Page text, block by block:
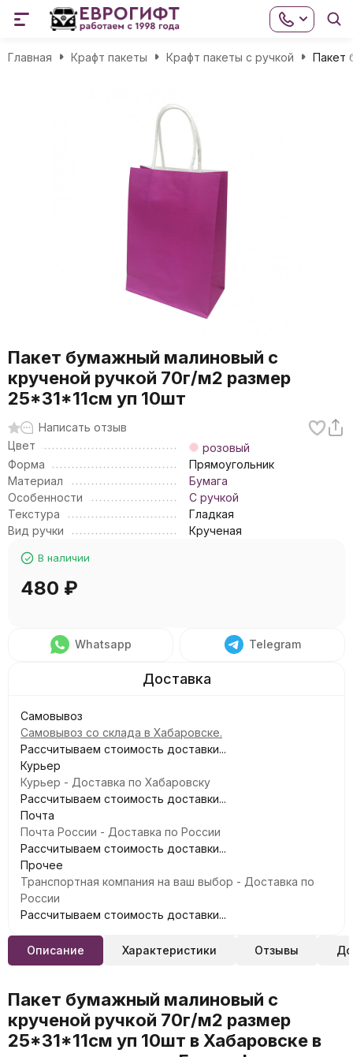
Главная Крафт пакеты Крафт пакеты с ручкой Пакет
Пакет бумажный малиновый с
крученой ручкой 70г/м2 размер
25*31*11см уп 10шт
Написать отзыв
Цвет
розовый
Форма
Прямоугольник
Материал
Бумага
Особенности
С ручкой
Текстура
Гладкая
Вид ручки
Крученая
В наличии
480 ₽
Whatsapp Telegram
Самовывоз
Самовывоз со склада в Хабаровске.
Рассчитываем стоимость доставки...
Курьер
Курьер - Доставка по Хабаровску
Рассчитываем стоимость доставки...
Почта
Почта России - Доставка по России
Рассчитываем стоимость доставки...
Прочее
Транспортная компания на ваш выбор - Доставка по
России
Рассчитываем стоимость доставки...
Описание Характеристики Отзывы
Пакет бумажный малиновый с
крученой ручкой 70г/м2 размер
25*31*11см уп 10шт в Хабаровске в